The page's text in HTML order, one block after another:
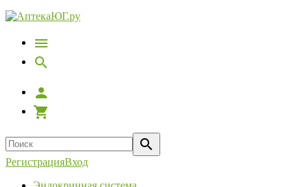
РегистрацияВход